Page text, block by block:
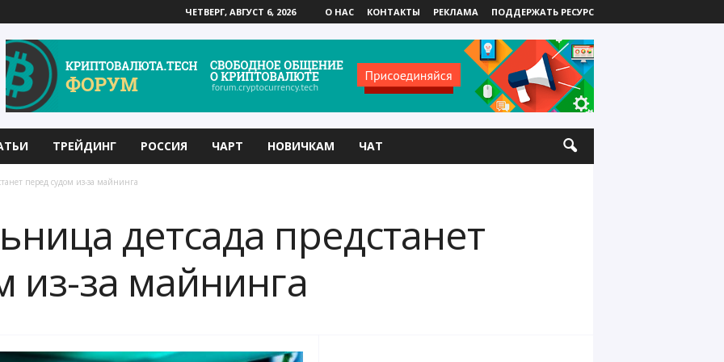
ЧЕТВЕРГ, АВГУСТ 6, 2026 О НАС КОНТАКТЫ РЕКЛАМА ПОДДЕРЖАТЬ РЕСУРС
ТРЕЙДИНГ РОССИЯ ЧАРТ НОВИЧКАМ ЧАТ
перед судом из-за майнинга
детсада предстанет
из-за майнинга